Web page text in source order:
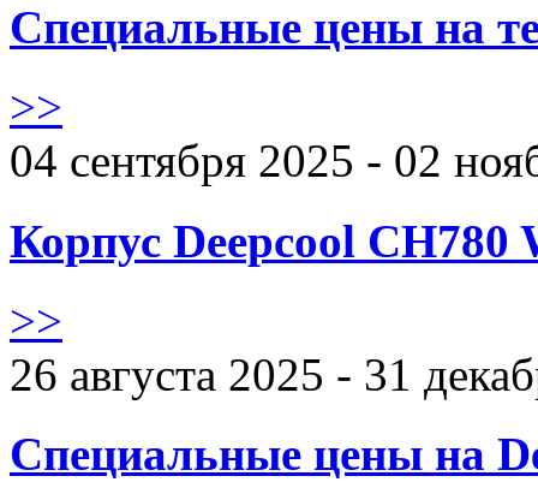
Специальные цены на
>>
04 сентября 2025 - 02
Корпус Deepcool CH780
>>
26 августа 2025 - 31
Специальные цены на